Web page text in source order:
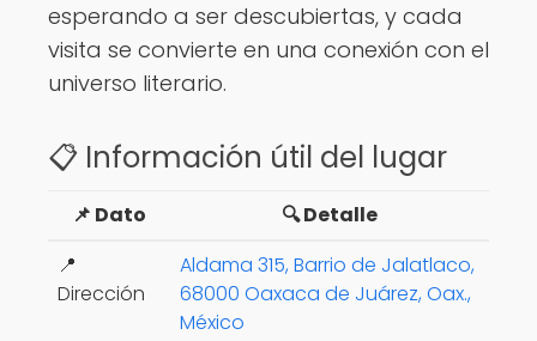
esperando a ser descubiertas, y cada
visita se convierte en una conexión con el
universo literario.
📋 Información útil del lugar
📌 Dato
🔍 Detalle
📍
Dirección
Aldama 315, Barrio de Jalatlaco,
68000 Oaxaca de Juárez, Oax.,
México